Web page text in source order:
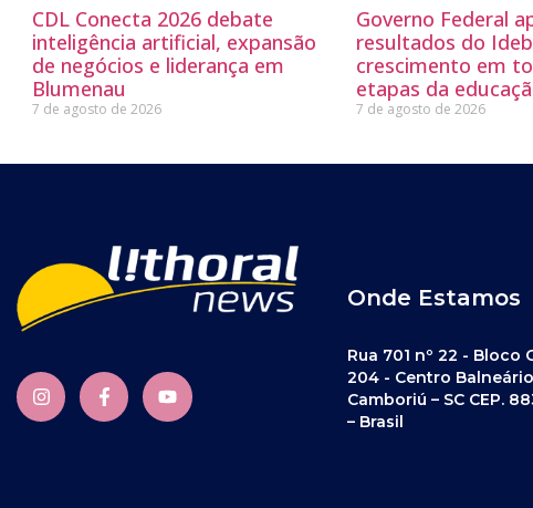
CDL Conecta 2026 debate
inteligência artificial, expansão
de negócios e liderança em
Blumenau
7 de agosto de 2026
Governo Federal
resultados do
crescimento em
etapas da
7 de agosto de 2026
Onde Estamos
Rua 701 nº 22 - Bloco
204 - Centro Balneário
Camboriú – SC CEP.
– Brasil